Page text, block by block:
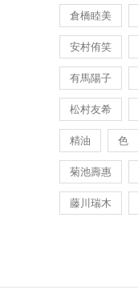
倉橋睦美
安村侑笑
有馬陽子
松村友希
精油 色
菊池壽惠
藤川瑞木